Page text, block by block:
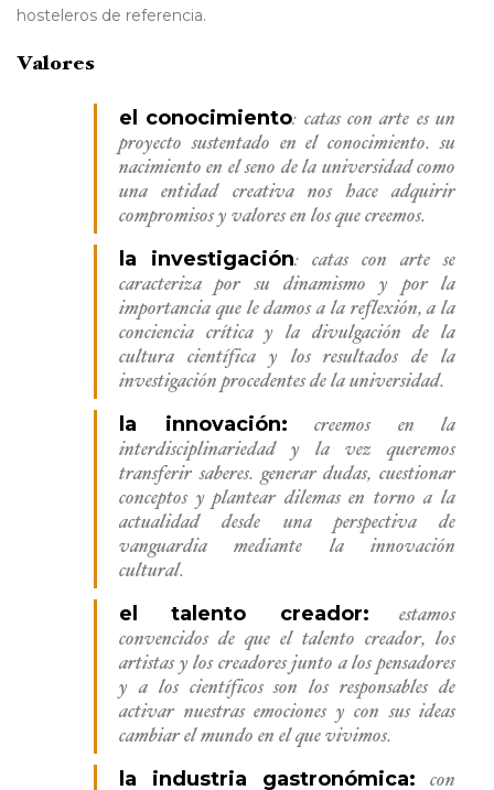
hosteleros de referencia.
Valores
el conocimiento: catas con arte es un
proyecto sustentado en el conocimiento. su
nacimiento en el seno de la universidad como
una entidad creativa nos hace adquirir
compromisos y valores en los que creemos.
la investigación: catas con arte se
caracteriza por su dinamismo y por la
importancia que le damos a la reflexión, a la
conciencia crítica y la divulgación de la
cultura científica y los resultados de la
investigación procedentes de la universidad.
la innovación:
creemos en la
interdisciplinariedad y la vez queremos
transferir saberes. generar dudas, cuestionar
conceptos y plantear dilemas en torno a la
actualidad desde una perspectiva de
vanguardia mediante la innovación
cultural.
el talento creador:
estamos
convencidos de que el talento creador, los
artistas y los creadores junto a los pensadores
y a los científicos son los responsables de
activar nuestras emociones y con sus ideas
cambiar el mundo en el que vivimos.
la industria gastronómica:
con